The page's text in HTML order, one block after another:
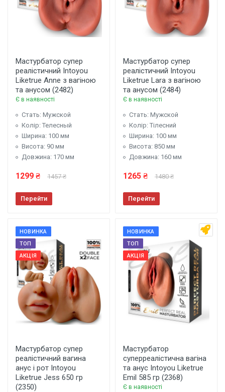
Мастурбатор супер
реалістичний Intoyou
Liketrue Anne з вагіною
та анусом (2482)
Є в наявності
Стать: Мужской
Колір: Телесный
Ширина: 100 мм
Висота: 90 мм
Довжина: 170 мм
1299 ₴ 1457 ₴
Перейти
Мастурбатор супер
реалістичний Intoyou
Liketrue Lara з вагіною
та анусом (2484)
Є в наявності
Стать: Мужской
Колір: Тілесний
Ширина: 100 мм
Висота: 850 мм
Довжина: 160 мм
1265 ₴ 1480 ₴
Перейти
НОВИНКА
ТОП
АКЦІЯ
Мастурбатор супер
реалістичний вагина
анус і рот Intoyou
Liketrue Jess 650 гр
(2350)
НОВИНКА
ТОП
АКЦІЯ
Мастурбатор
суперреалістична вагіна
та анус Intoyou Liketrue
Emil 585 гр (2368)
Є в наявності